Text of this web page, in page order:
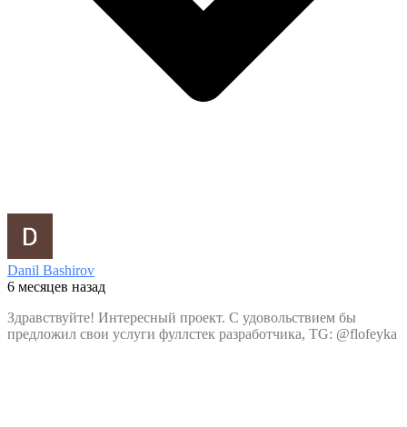
Danil Bashirov
6 месяцев назад
Здравствуйте! Интересный проект. С удовольствием бы
предложил свои услуги фуллстек разработчика, TG: @flofeyka